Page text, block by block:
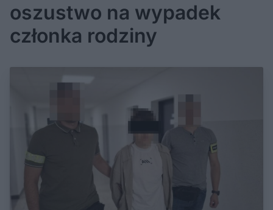
oszustwo na wypadek
członka rodziny